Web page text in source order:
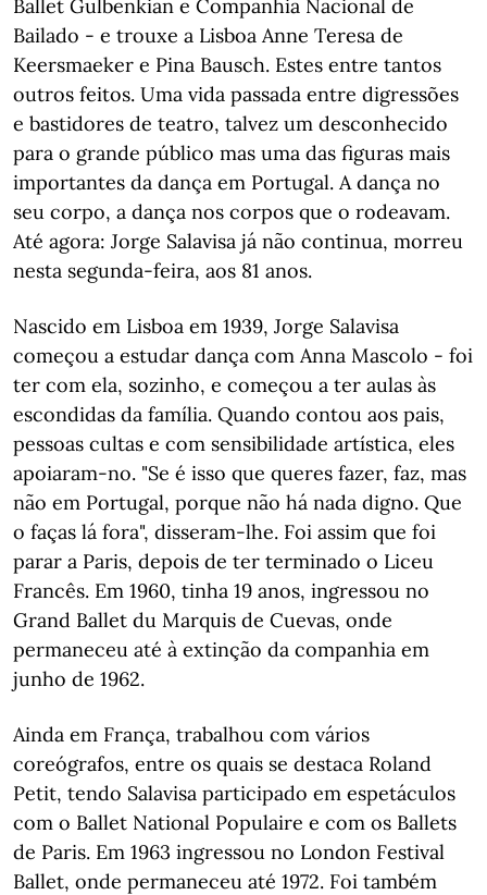
Ballet Gulbenkian e Companhia Nacional de
Bailado - e trouxe a Lisboa Anne Teresa de
Keersmaeker e Pina Bausch. Estes entre tantos
outros feitos. Uma vida passada entre digressões
e bastidores de teatro, talvez um desconhecido
para o grande público mas uma das figuras mais
importantes da dança em Portugal. A dança no
seu corpo, a dança nos corpos que o rodeavam.
Até agora: Jorge Salavisa já não continua, morreu
nesta segunda-feira, aos 81 anos.
Nascido em Lisboa em 1939, Jorge Salavisa
começou a estudar dança com Anna Mascolo - foi
ter com ela, sozinho, e começou a ter aulas às
escondidas da família. Quando contou aos pais,
pessoas cultas e com sensibilidade artística, eles
apoiaram-no. "Se é isso que queres fazer, faz, mas
não em Portugal, porque não há nada digno. Que
o faças lá fora", disseram-lhe. Foi assim que foi
parar a Paris, depois de ter terminado o Liceu
Francês. Em 1960, tinha 19 anos, ingressou no
Grand Ballet du Marquis de Cuevas, onde
permaneceu até à extinção da companhia em
junho de 1962.
Ainda em França, trabalhou com vários
coreógrafos, entre os quais se destaca Roland
Petit, tendo Salavisa participado em espetáculos
com o Ballet National Populaire e com os Ballets
de Paris. Em 1963 ingressou no London Festival
Ballet, onde permaneceu até 1972. Foi também